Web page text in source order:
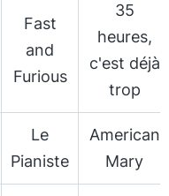
Fast
and
Furious
35
heures,
c'est déjà
trop
Le
Pianiste
American
Mary